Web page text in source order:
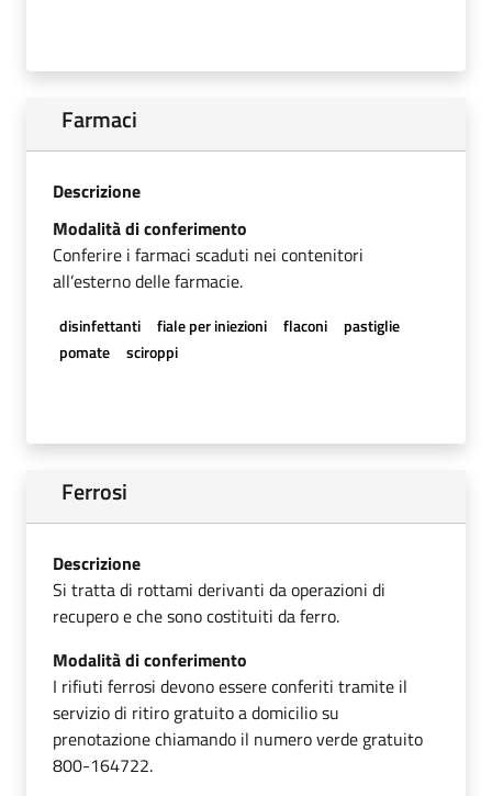
Farmaci
Descrizione
Modalità di conferimento
Conferire i farmaci scaduti nei contenitori
all’esterno delle farmacie.
disinfettanti fiale per iniezioni flaconi
pastiglie
pomate
sciroppi
Ferrosi
Descrizione
Si tratta di rottami derivanti da operazioni di
recupero e che sono costituiti da ferro.
Modalità di conferimento
I rifiuti ferrosi devono essere conferiti tramite il
servizio di ritiro gratuito a domicilio su
prenotazione chiamando il numero verde gratuito
800-164722.